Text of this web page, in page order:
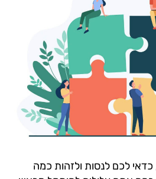
לכם לנסות ולזהות כמה